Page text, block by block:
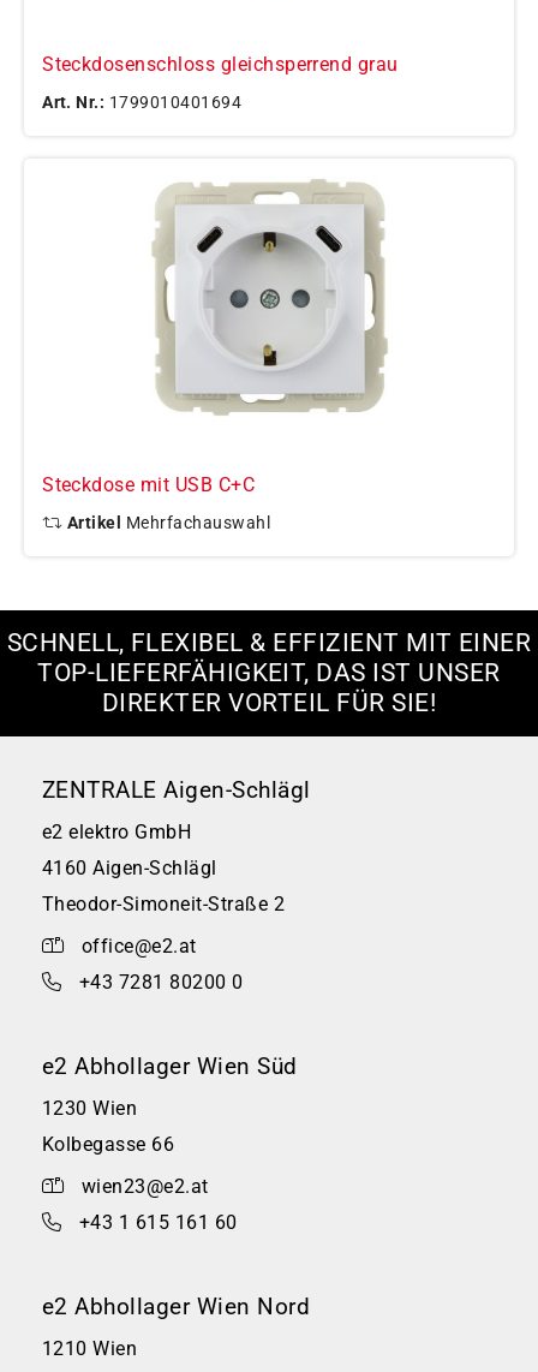
Steckdosenschloss gleichsperrend grau
Art. Nr.: 1799010401694
Steckdose mit USB C+C
Artikel Mehrfachauswahl
SCHNELL, FLEXIBEL & EFFIZIENT MIT EINER
TOP-LIEFERFÄHIGKEIT, DAS IST UNSER
DIREKTER VORTEIL FÜR SIE!
ZENTRALE Aigen-Schlägl
e2 elektro GmbH
4160 Aigen-Schlägl
Theodor-Simoneit-Straße 2
office@e2.at
+43 7281 80200 0
e2 Abhollager Wien Süd
1230 Wien
Kolbegasse 66
wien23@e2.at
+43 1 615 161 60
e2 Abhollager Wien Nord
1210 Wien